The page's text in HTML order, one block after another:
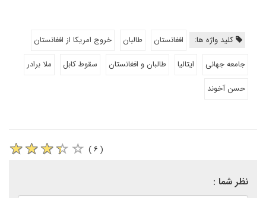
کلید واژه ها: افغانستان طالبان
خروج امریکا از افغانستان
جامعه جهانی
ایتالیا طالبان و افغانستان سقوط کابل
ملا برادر
حسن آخوند
( ۶ )
نظر شما :